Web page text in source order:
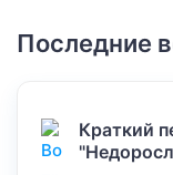
Последние
Краткий